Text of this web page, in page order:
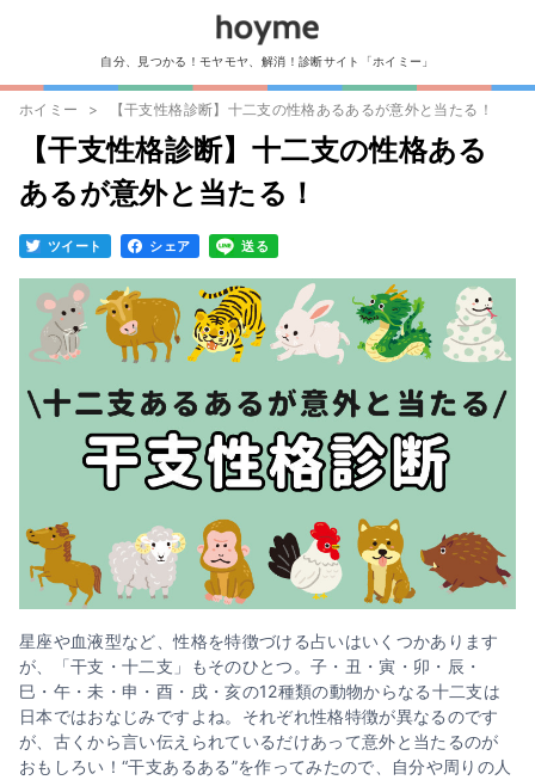
自分、見つかる！モヤモヤ、解消！診断サイト「ホイミー」
ホイミー 【干支性格診断】十二支の性格あるあるが意外と当たる！
【干支性格診断】十二支の性格ある
あるが意外と当たる！
ツイート シェア 送る
星座や血液型など、性格を特徴づける占いはいくつかあります
が、「干支・十二支」もそのひとつ。子・丑・寅・卯・辰・
巳・午・未・申・酉・戌・亥の12種類の動物からなる十二支は
日本ではおなじみですよね。それぞれ性格特徴が異なるのです
が、古くから言い伝えられているだけあって意外と当たるのが
おもしろい！“干支あるある”を作ってみたので、自分や周りの人